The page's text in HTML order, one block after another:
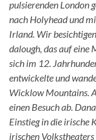
pulsierenden London
nach Holyhead und
Irland. Wir
dalough, das auf eine
sich im 12.
entwickelte und
Wicklow Mountains.
einen Besuch ab.
Einstieg in die irische
irischen